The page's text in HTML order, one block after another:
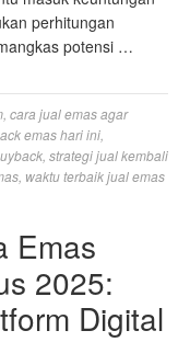
perhitungan
potensi …
cara jual emas agar
emas hari ini
strategi jual kembali
waktu terbaik jual emas
Emas
2025:
Digital